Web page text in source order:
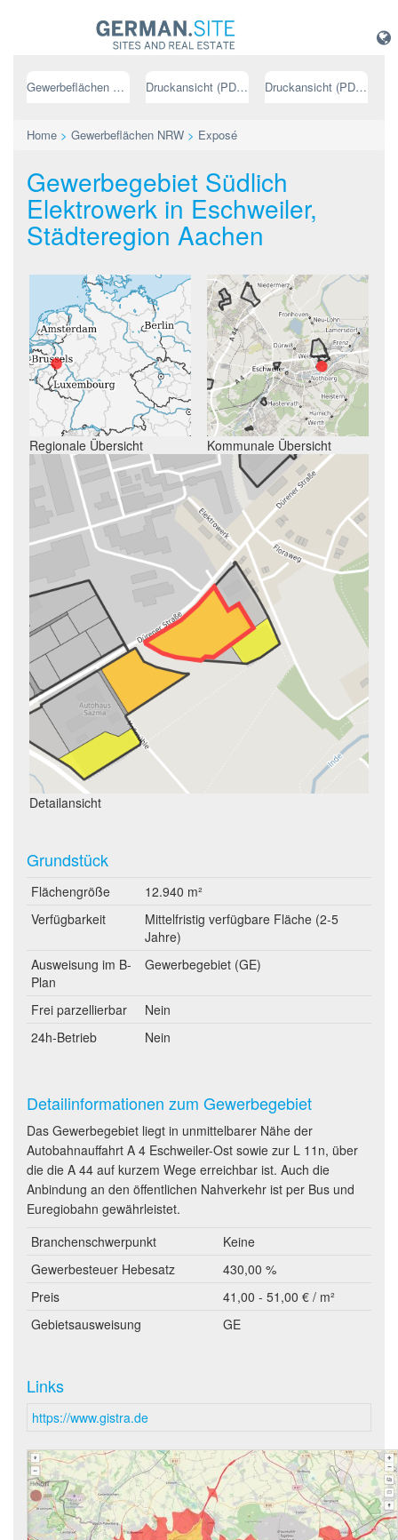
Gewerbeflächen NRW Druckansicht (PDF) // deutsch Druckansicht (PDF) // englisch
Home > Gewerbeflächen NRW > Exposé
Gewerbegebiet Südlich
Elektrowerk in Eschweiler,
Städteregion Aachen
Regionale Übersicht Kommunale Übersicht
Detailansicht
Grundstück
Flächengröße
12.940 m²
Verfügbarkeit
Mittelfristig verfügbare Fläche (2-5
Jahre)
Ausweisung im B-
Plan
Gewerbegebiet (GE)
Frei parzellierbar
Nein
24h-Betrieb
Nein
Detailinformationen zum Gewerbegebiet
Das Gewerbegebiet liegt in unmittelbarer Nähe der
Autobahnauffahrt A 4 Eschweiler-Ost sowie zur L 11n, über
die die A 44 auf kurzem Wege erreichbar ist. Auch die
Anbindung an den öffentlichen Nahverkehr ist per Bus und
Euregiobahn gewährleistet.
Branchenschwerpunkt
Keine
Gewerbesteuer Hebesatz
430,00 %
Preis
41,00 - 51,00 € / m²
Gebietsausweisung
GE
Links
https://www.gistra.de